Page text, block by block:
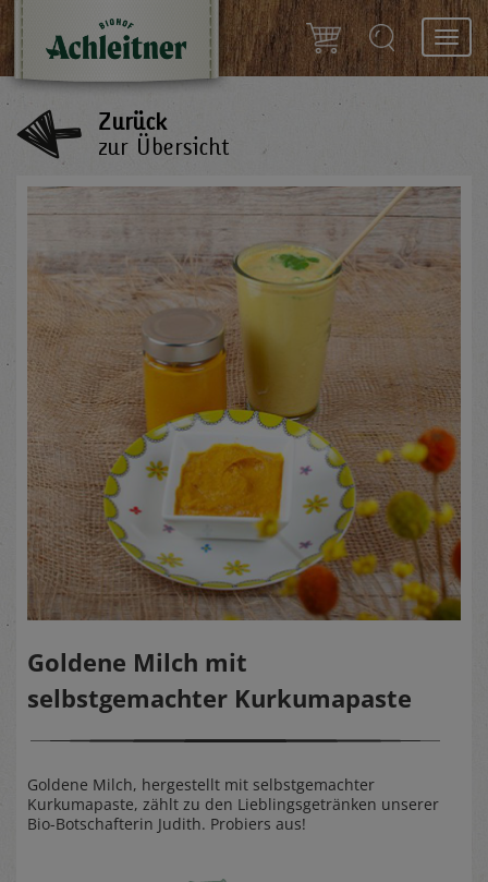
Zurück
zur Übersicht
Goldene Milch mit
selbstgemachter Kurkumapaste
Goldene Milch, hergestellt mit selbstgemachter
Kurkumapaste, zählt zu den Lieblingsgetränken unserer
Bio-Botschafterin Judith. Probiers aus!